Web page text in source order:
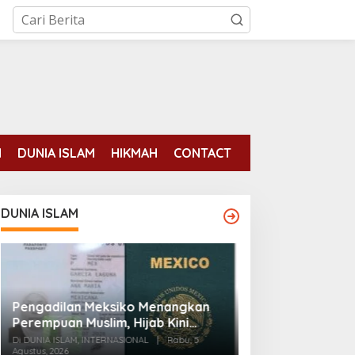
DUNIA ISLAM HIKMAH CONTACT
DUNIA ISLAM
Pengadilan Meksiko Menangkan
Perempuan Muslim, Hijab Kini
Diizinkan di Foto Paspor
Di DUNIA ISLAM, INTERNASIONAL |
Rabu, 5
Agustus, 2026